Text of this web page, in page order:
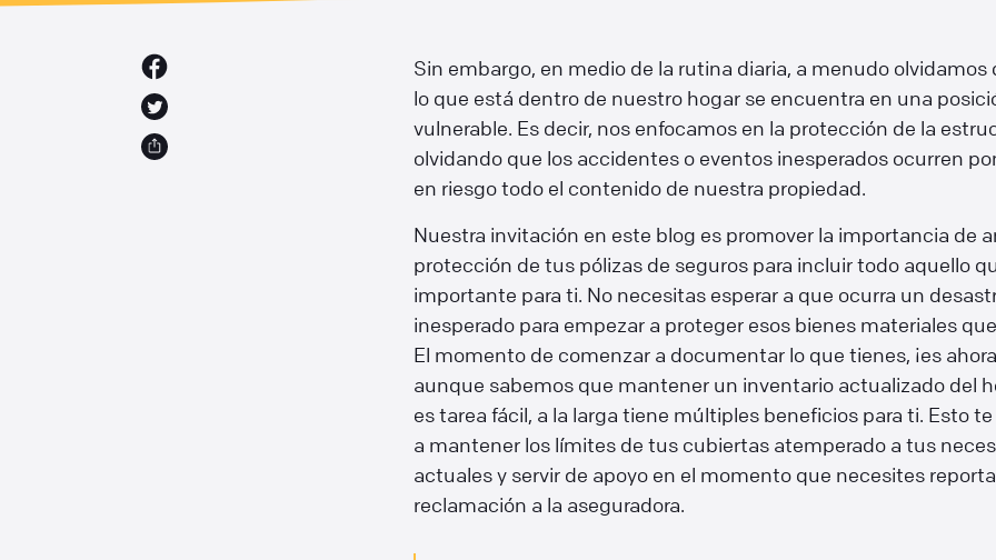
Sin embargo, en medio de la rutina diaria, a menudo olvidamos
lo que está dentro de nuestro hogar se encuentra en una
vulnerable. Es decir, nos enfocamos en la protección de la
olvidando que los accidentes o eventos inesperados ocurren
en riesgo todo el contenido de nuestra propiedad.
Nuestra invitación en este blog es promover la importancia de
protección de tus pólizas de seguros para incluir todo aquello
importante para ti. No necesitas esperar a que ocurra un
inesperado para empezar a proteger esos bienes materiales
El momento de comenzar a documentar lo que tienes, ¡es
aunque sabemos que mantener un inventario actualizado del
es tarea fácil, a la larga tiene múltiples beneficios para ti. Esto
a mantener los límites de tus cubiertas atemperado a tus
actuales y servir de apoyo en el momento que necesites
reclamación a la aseguradora.